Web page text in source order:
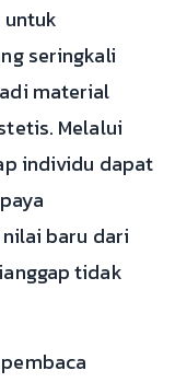
seringkali
material
Melalui
individu dapat
baru dari
tidak